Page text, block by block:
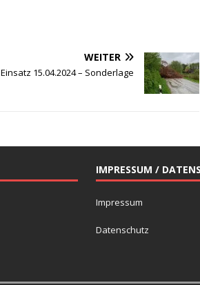
WEITER
Einsatz 15.04.2024 – Sonderlage
IMPRESSUM /
Impressum
Datenschutz